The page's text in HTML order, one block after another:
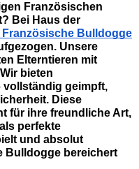
Französischen
Bei Haus der
Französische Bulldogge
Unsere
Elterntieren mit
bieten
vollständig geimpft,
Diese
für ihre freundliche Art,
perfekte
und absolut
Bulldogge bereichert